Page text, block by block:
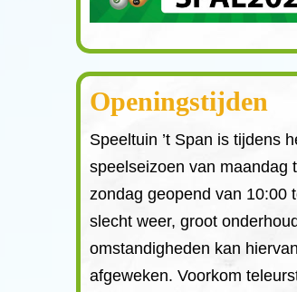
Openingstijden
Speeltuin ’t Span is tijdens
speelseizoen van maandag
zondag geopend van 10:00
slecht weer, groot
omstandigheden kan
afgeweken. Voorkom